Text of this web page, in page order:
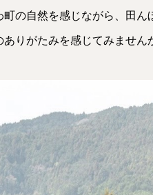
町の自然を感じながら、田
りがたみを感じてみません